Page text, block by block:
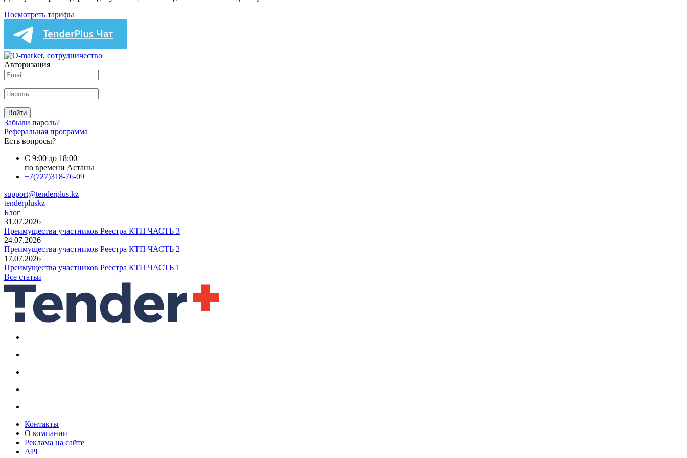
Посмотреть тарифы
Авторизация
Войти
Забыли пароль?
Реферальная программа
Есть вопросы?
С 9:00 до 18:00
по времени Астаны
+7(727)318-76-09
support@tenderplus.kz
tenderpluskz
Блог
31.07.2026
Преимущества участников Реестра КТП ЧАСТЬ 3
24.07.2026
Преимущества участников Реестра КТП ЧАСТЬ 2
17.07.2026
Преимущества участников Реестра КТП ЧАСТЬ 1
Все статьи
Контакты
О компании
Реклама на сайте
API